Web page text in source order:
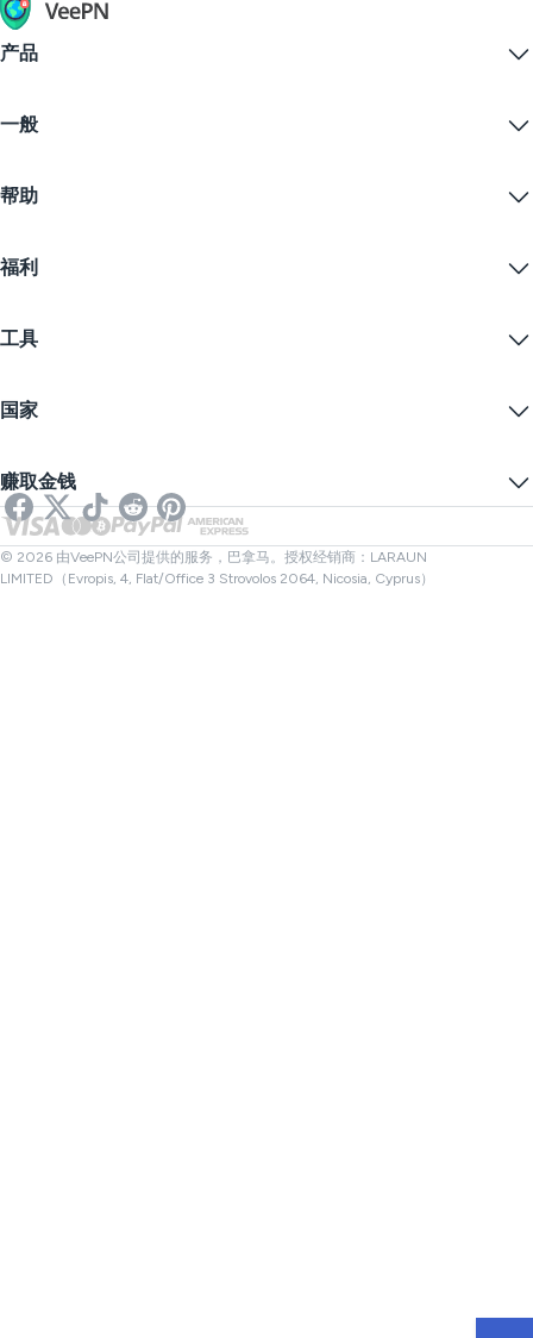
产品
VPN for macOS
iOS VPN
Firefox
免费VPN
一般
VPN下载
定价
学生优惠
博客
帮助
联系我们
隐私政策
Cookie偏好设置
福利
网络隐私
匿名IP
流媒体用VPN
Netflix VPN
工具
隐藏您的IP
在线短信
链接检查器
文件检查器
国家
英国VPN
加拿大VPN
土耳其VPN
赚取金钱
合作伙伴
© 2026 由VeePN公司提供的服务，巴拿马。授权经销商：LARAUN
LIMITED（Evropis, 4, Flat/Office 3 Strovolos 2064, Nicosia, Cyprus）